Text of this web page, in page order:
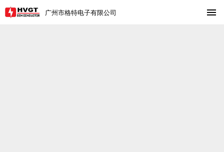
广州市格特电子有限公司